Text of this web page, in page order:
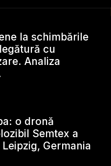
la schimbările
cu
Analiza
o dronă
Semtex a
Germania